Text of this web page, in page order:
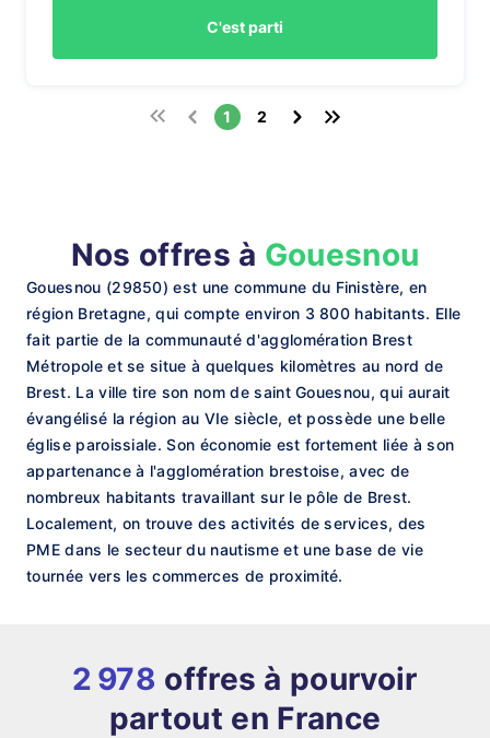
C'est parti
1 2
Nos offres à Gouesnou
Gouesnou (29850) est une commune du Finistère, en
région Bretagne, qui compte environ 3 800 habitants. Elle
fait partie de la communauté d'agglomération Brest
Métropole et se situe à quelques kilomètres au nord de
Brest. La ville tire son nom de saint Gouesnou, qui aurait
évangélisé la région au VIe siècle, et possède une belle
église paroissiale. Son économie est fortement liée à son
appartenance à l'agglomération brestoise, avec de
nombreux habitants travaillant sur le pôle de Brest.
Localement, on trouve des activités de services, des
PME dans le secteur du nautisme et une base de vie
tournée vers les commerces de proximité.
2 978 offres à pourvoir
partout en France